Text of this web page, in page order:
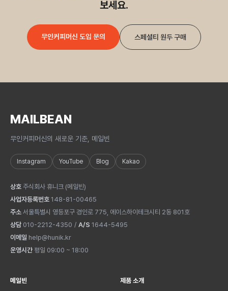
보세요.
무인커피머신 도입 문의 스페셜티 원두 구매
MAILBEAN
무인커피머신의 새로운 기준, 메일빈
Instagram YouTube Blog Kakao
상호 주식회사 휴니크 (메일빈)
사업자등록번호 148-81-00465
주소 서울특별시 영등포구 경인로 775, 에이스하이테크시티 2동 801호
상담 010-2212-4350 / A/S 1644-5495
이메일 help@hunik.kr
운영시간 평일 09:00 ~ 18:00
메일빈 제품 소개